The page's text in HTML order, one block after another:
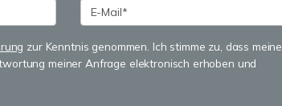
zur Kenntnis genommen. Ich stimme zu, dass meine
meiner Anfrage elektronisch erhoben und